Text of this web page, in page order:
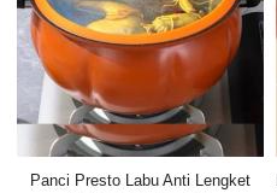
Panci Presto Labu Anti Lengket